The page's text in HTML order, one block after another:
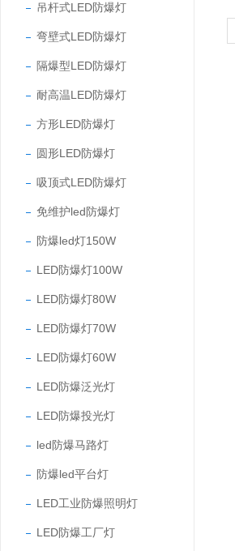
吊杆式LED防爆灯
弯壁式LED防爆灯
隔爆型LED防爆灯
耐高温LED防爆灯
方形LED防爆灯
圆形LED防爆灯
吸顶式LED防爆灯
免维护led防爆灯
防爆led灯150W
LED防爆灯100W
LED防爆灯80W
LED防爆灯70W
LED防爆灯60W
LED防爆泛光灯
LED防爆投光灯
led防爆马路灯
防爆led平台灯
LED工业防爆照明灯
LED防爆工厂灯